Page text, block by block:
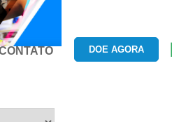
DOE AGORA